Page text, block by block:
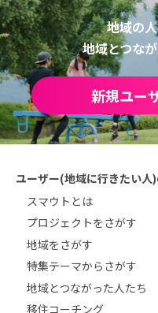
地域の
地域とつな
新規ユー
ユーザー(地域に行きたい人
スマウトとは
プロジェクトをさがす
地域をさがす
特集テーマからさがす
地域とつながった人たち
移住コーチング